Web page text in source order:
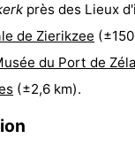
près des Lieux
de Zierikzee
du Port de
(±2,6 km).